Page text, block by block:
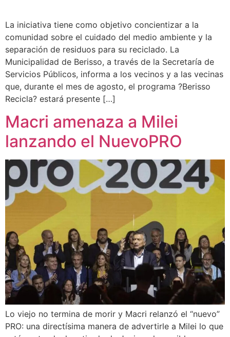
La iniciativa tiene como objetivo concientizar a la
comunidad sobre el cuidado del medio ambiente y la
separación de residuos para su reciclado. La
Municipalidad de Berisso, a través de la Secretaría de
Servicios Públicos, informa a los vecinos y a las vecinas
que, durante el mes de agosto, el programa ?Berisso
Recicla? estará presente […]
Macri amenaza a Milei
lanzando el NuevoPRO
Lo viejo no termina de morir y Macri relanzó el “nuevo”
PRO: una directísima manera de advertirle a Milei lo que